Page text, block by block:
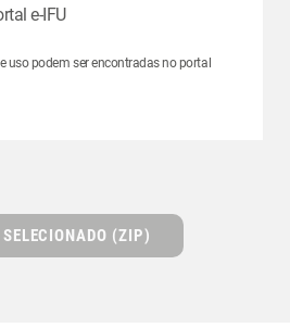
e-IFU
uso podem ser encontradas no portal
(ZIP)